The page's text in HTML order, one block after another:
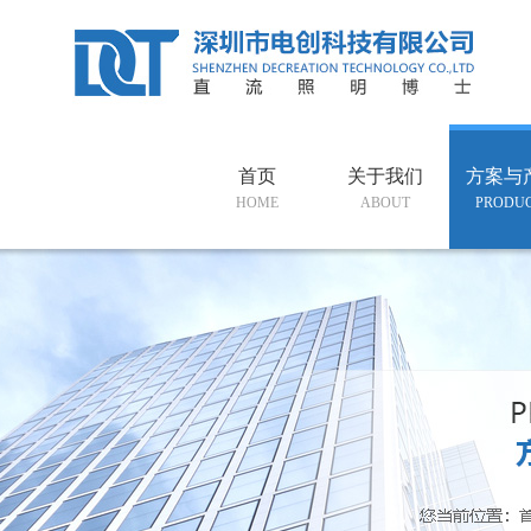
首页
HOME
关于我们
ABOUT
方案与